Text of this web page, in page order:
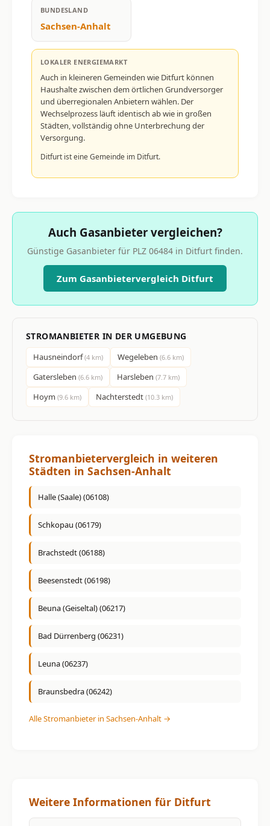
BUNDESLAND
Sachsen-Anhalt
LOKALER ENERGIEMARKT
Auch in kleineren Gemeinden wie Ditfurt können
Haushalte zwischen dem örtlichen Grundversorger
und überregionalen Anbietern wählen. Der
Wechselprozess läuft identisch ab wie in großen
Städten, vollständig ohne Unterbrechung der
Versorgung.
Ditfurt ist eine Gemeinde im Ditfurt.
Auch Gasanbieter vergleichen?
Günstige Gasanbieter für PLZ 06484 in Ditfurt finden.
Zum Gasanbietervergleich Ditfurt
STROMANBIETER IN DER UMGEBUNG
Hausneindorf(4 km) Wegeleben (6.6 km)
Gatersleben (6.6 km) Harsleben (7.7 km)
Hoym (9.6 km) Nachterstedt (10.3 km)
Stromanbietervergleich in weiteren
Städten in Sachsen-Anhalt
Halle (Saale) (06108)
Schkopau (06179)
Brachstedt (06188)
Beesenstedt (06198)
Beuna (Geiseltal) (06217)
Bad Dürrenberg (06231)
Leuna (06237)
Braunsbedra (06242)
Alle Stromanbieter in Sachsen-Anhalt →
Weitere Informationen für Ditfurt